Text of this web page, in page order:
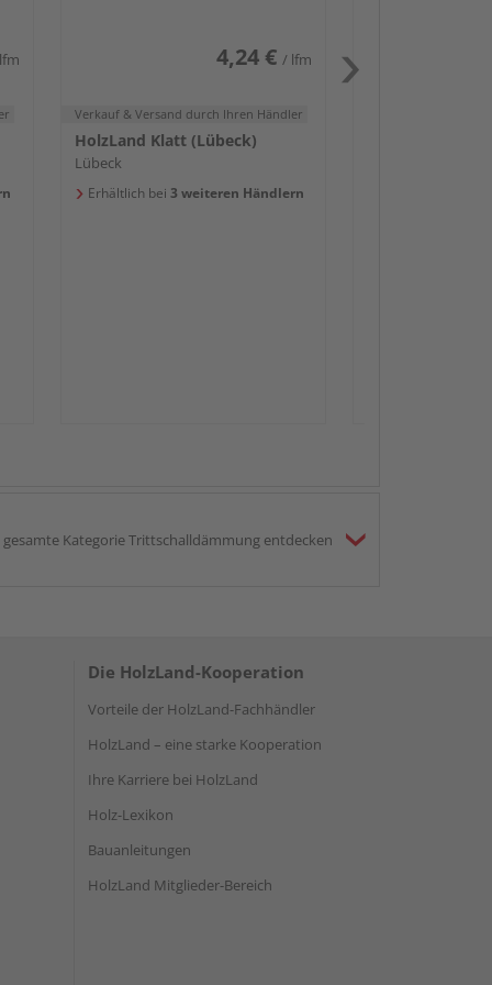
4,24 € / lfm
Verkauf & Versand durch Ihren Händler
HolzLand Klatt (Lübeck)
Lübeck
Erhältlich bei 3 weiteren Händlern
gesamte Kategorie Trittschalldämmung entdecken
Die HolzLand-Kooperation
Vorteile der HolzLand-Fachhändler
HolzLand – eine starke Kooperation
Ihre Karriere bei HolzLand
Holz-Lexikon
Bauanleitungen
HolzLand Mitglieder-Bereich